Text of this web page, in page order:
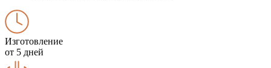
Изготовление
от 5 дней